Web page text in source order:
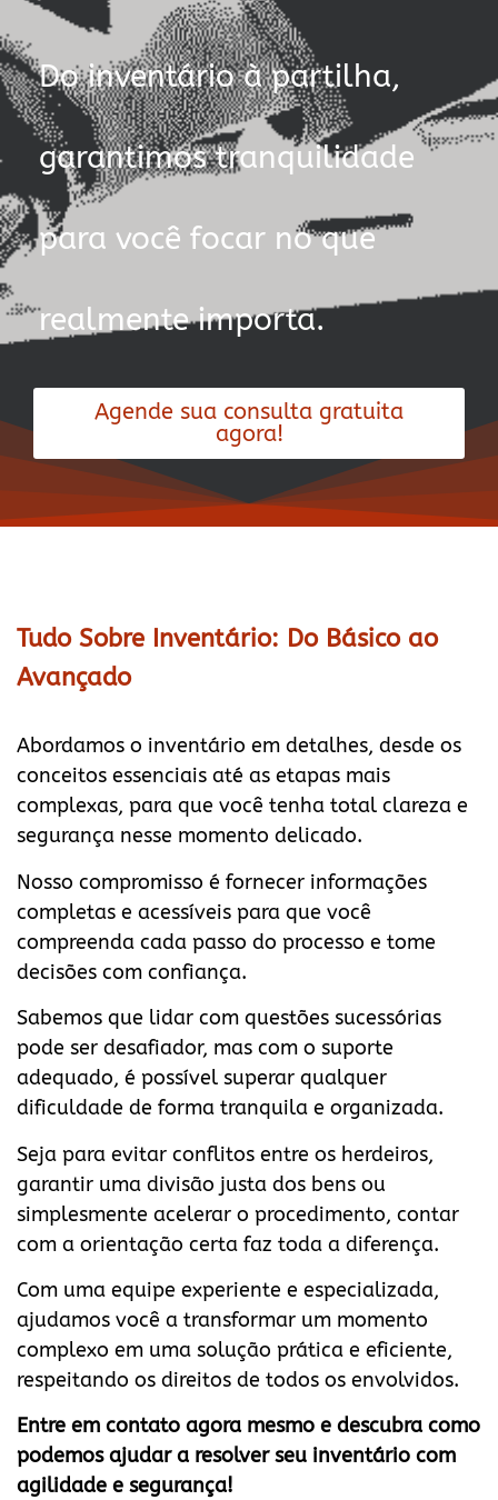
Do inventário à partilha,
garantimos tranquilidade
para você focar no que
realmente importa.
Agende sua consulta gratuita
agora!
Tudo Sobre Inventário: Do Básico ao
Avançado
Abordamos o inventário em detalhes, desde os
conceitos essenciais até as etapas mais
complexas, para que você tenha total clareza e
segurança nesse momento delicado.
Nosso compromisso é fornecer informações
completas e acessíveis para que você
compreenda cada passo do processo e tome
decisões com confiança.
Sabemos que lidar com questões sucessórias
pode ser desafiador, mas com o suporte
adequado, é possível superar qualquer
dificuldade de forma tranquila e organizada.
Seja para evitar conflitos entre os herdeiros,
garantir uma divisão justa dos bens ou
simplesmente acelerar o procedimento, contar
com a orientação certa faz toda a diferença.
Com uma equipe experiente e especializada,
ajudamos você a transformar um momento
complexo em uma solução prática e eficiente,
respeitando os direitos de todos os envolvidos.
Entre em contato agora mesmo e descubra como
podemos ajudar a resolver seu inventário com
agilidade e segurança!